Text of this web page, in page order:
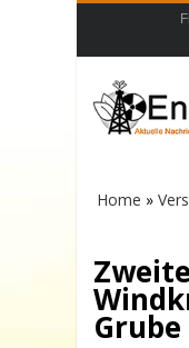
Home »
Zweite
Grube